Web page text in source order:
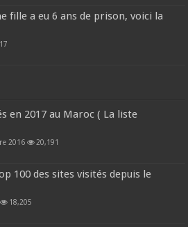
fille a eu 6 ans de prison, voici la
en 2017 au Maroc ( La liste
2016 20,191
100 des sites visités depuis le
18,205